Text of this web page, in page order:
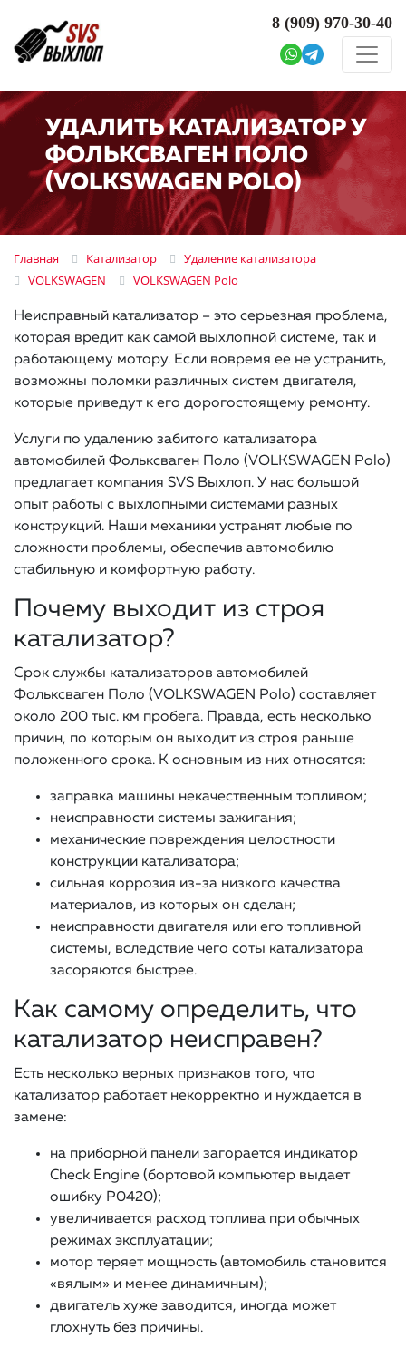
8 (909) 970-30-40
УДАЛИТЬ КАТАЛИЗАТОР У
ФОЛЬКСВАГЕН ПОЛО
(VOLKSWAGEN POLO)
Главная Катализатор
Удаление катализатора
VOLKSWAGEN
VOLKSWAGEN Polo
Неисправный катализатор – это серьезная проблема,
которая вредит как самой выхлопной системе, так и
работающему мотору. Если вовремя ее не устранить,
возможны поломки различных систем двигателя,
которые приведут к его дорогостоящему ремонту.
Услуги по удалению забитого катализатора
автомобилей Фольксваген Поло (VOLKSWAGEN Polo)
предлагает компания SVS Выхлоп. У нас большой
опыт работы с выхлопными системами разных
конструкций. Наши механики устранят любые по
сложности проблемы, обеспечив автомобилю
стабильную и комфортную работу.
Почему выходит из строя
катализатор?
Срок службы катализаторов автомобилей
Фольксваген Поло (VOLKSWAGEN Polo) составляет
около 200 тыс. км пробега. Правда, есть несколько
причин, по которым он выходит из строя раньше
положенного срока. К основным из них относятся:
заправка машины некачественным топливом;
неисправности системы зажигания;
механические повреждения целостности
конструкции катализатора;
сильная коррозия из-за низкого качества
материалов, из которых он сделан;
неисправности двигателя или его топливной
системы, вследствие чего соты катализатора
засоряются быстрее.
Как самому определить, что
катализатор неисправен?
Есть несколько верных признаков того, что
катализатор работает некорректно и нуждается в
замене:
на приборной панели загорается индикатор
Check Engine (бортовой компьютер выдает
ошибку Р0420);
увеличивается расход топлива при обычных
режимах эксплуатации;
мотор теряет мощность (автомобиль становится
«вялым» и менее динамичным);
двигатель хуже заводится, иногда может
глохнуть без причины.